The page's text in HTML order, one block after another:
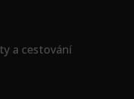
a cestování